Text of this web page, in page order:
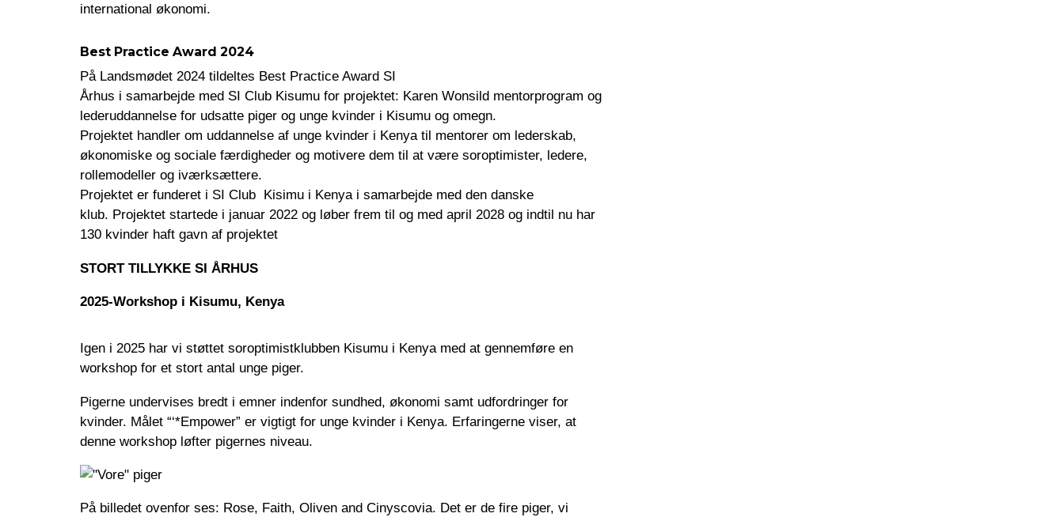
international økonomi.
Best Practice Award 2024
På Landsmødet 2024 tildeltes Best Practice Award SI
Århus i samarbejde med SI Club Kisumu for projektet: Karen Wonsild mentorprogram og
lederuddannelse for udsatte piger og unge kvinder i Kisumu og omegn.
Projektet handler om uddannelse af unge kvinder i Kenya til mentorer om lederskab,
økonomiske og sociale færdigheder og motivere dem til at være soroptimister, ledere,
rollemodeller og iværksættere.
Projektet er funderet i SI Club Kisimu i Kenya i samarbejde med den danske
klub. Projektet startede i januar 2022 og løber frem til og med april 2028 og indtil nu har
130 kvinder haft gavn af projektet
STORT TILLYKKE SI ÅRHUS
2025-Workshop i Kisumu, Kenya
Igen i 2025 har vi støttet soroptimistklubben Kisumu i Kenya med at gennemføre en
workshop for et stort antal unge piger.
Pigerne undervises bredt i emner indenfor sundhed, økonomi samt udfordringer for
kvinder. Målet “‘*Empower” er vigtigt for unge kvinder i Kenya. Erfaringerne viser, at
denne workshop løfter pigernes niveau.
På billedet ovenfor ses: Rose, Faith, Oliven and Cinyscovia. Det er de fire piger, vi